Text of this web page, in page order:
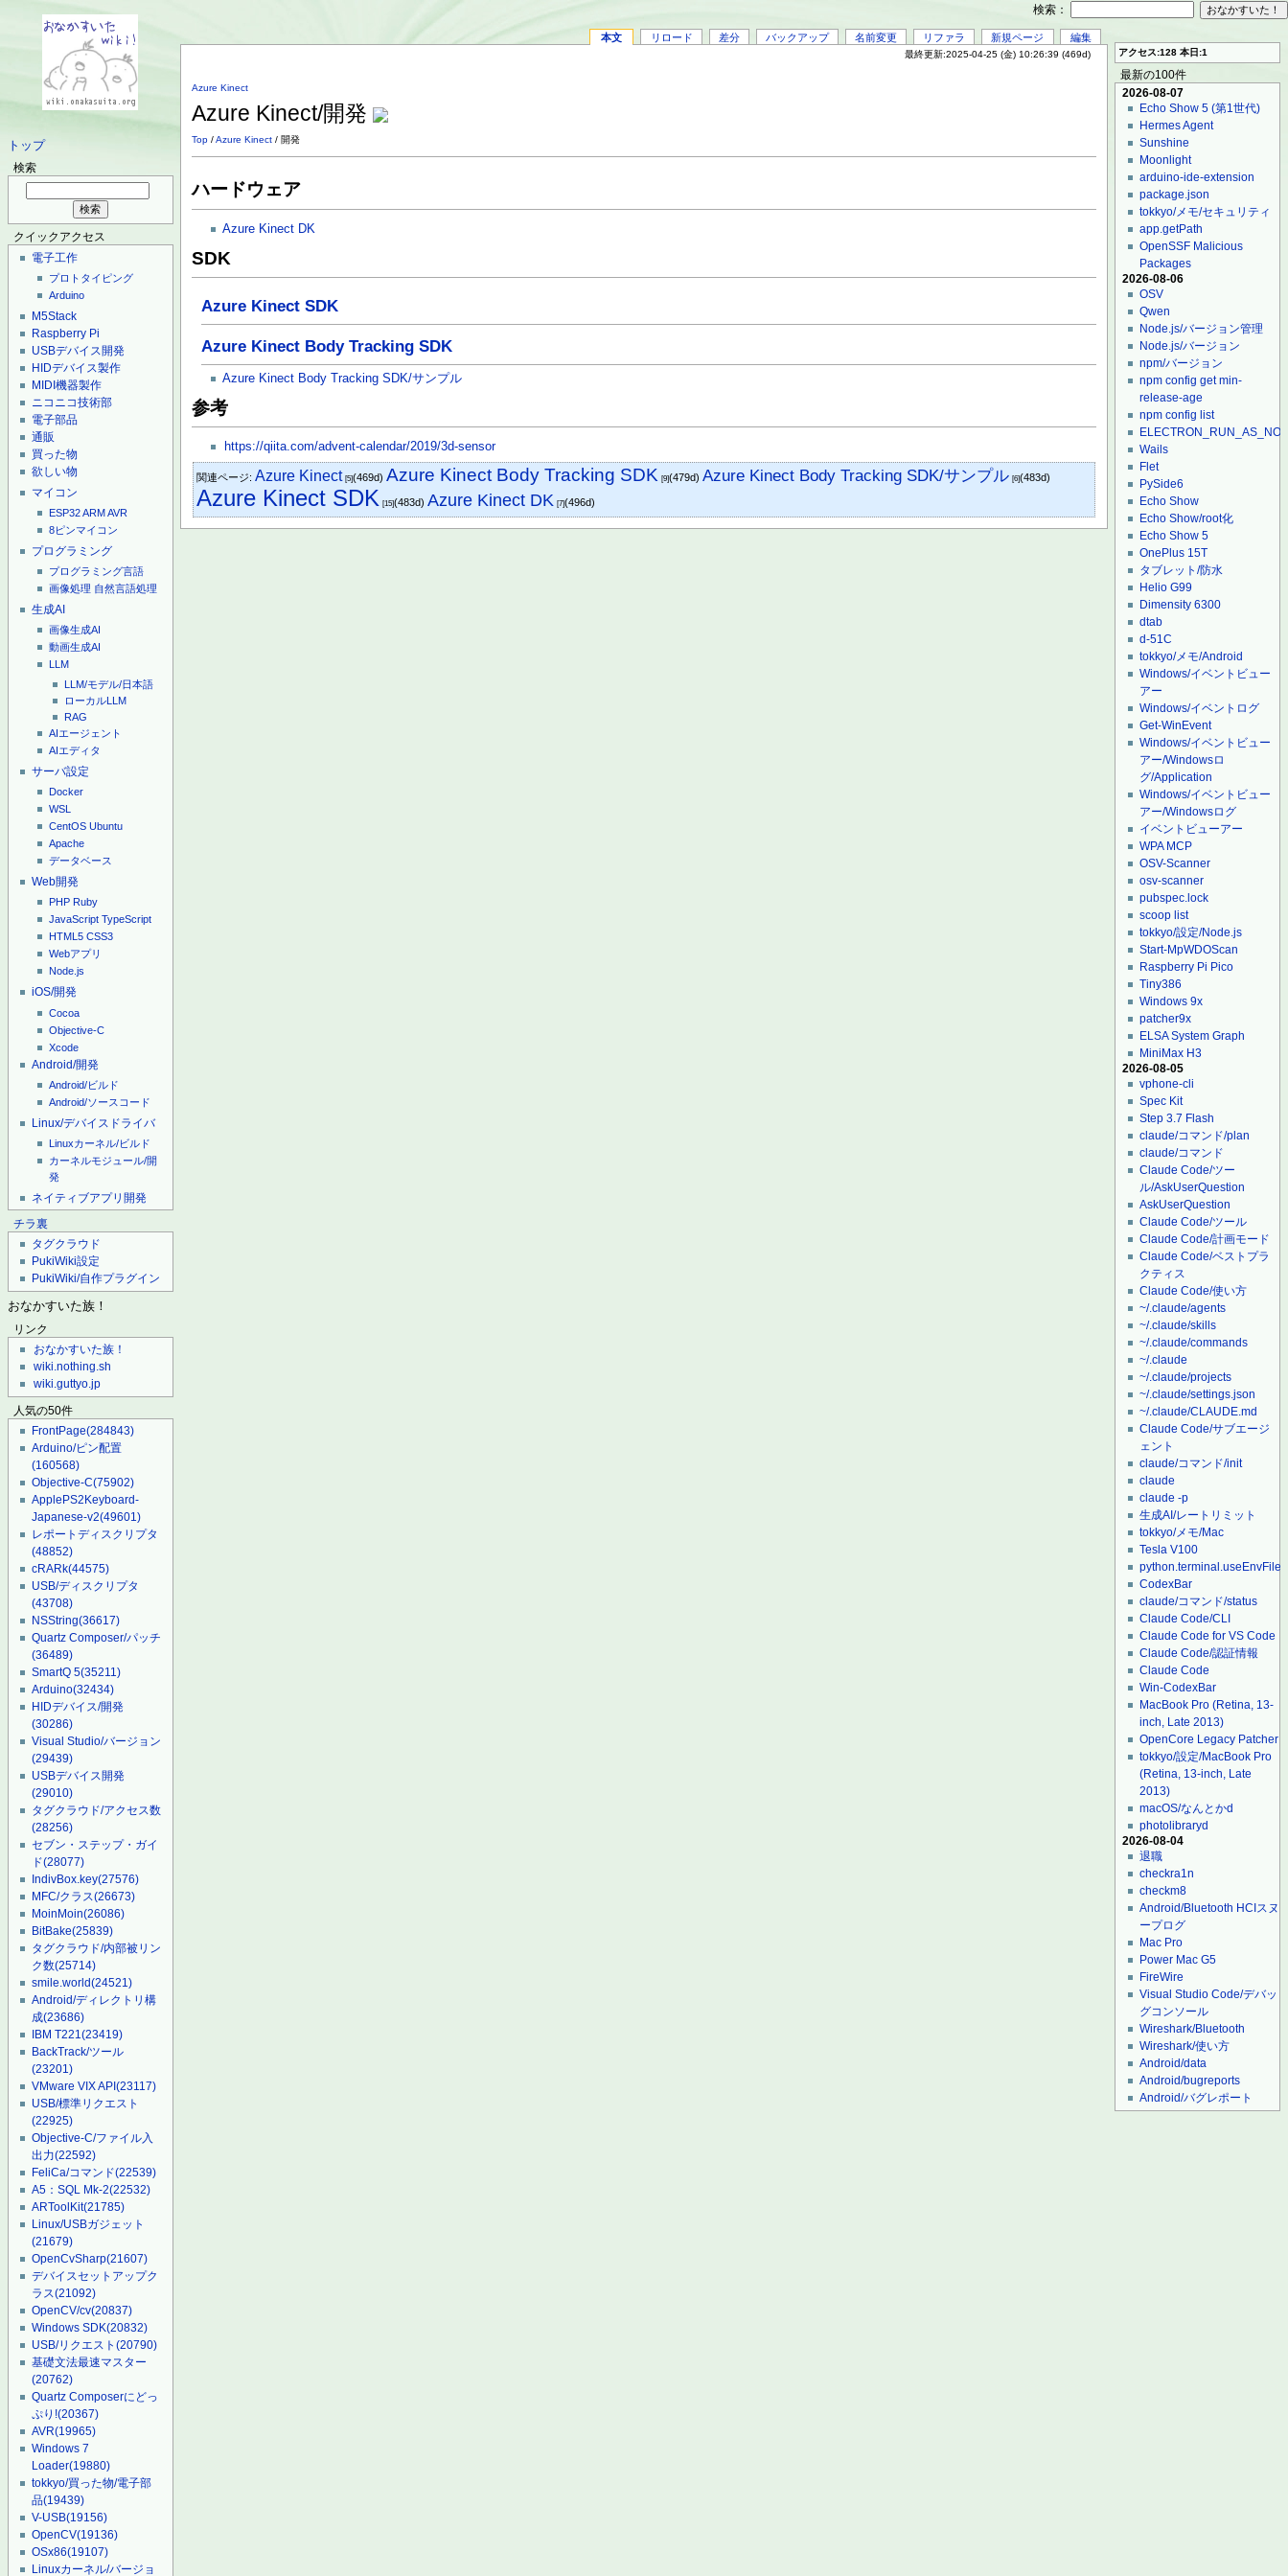
トップ
検索
クイックアクセス
電子工作
プロトタイピング
Arduino
M5Stack
Raspberry Pi
USBデバイス開発
HIDデバイス製作
MIDI機器製作
ニコニコ技術部
電子部品
通販
買った物
欲しい物
マイコン
ESP32ARMAVR
8ピンマイコン
プログラミング
プログラミング言語
画像処理 自然言語処理
生成AI
画像生成AI
動画生成AI
LLM
LLM/モデル/日本語
ローカルLLM
RAG
AIエージェント
AIエディタ
サーバ設定
Docker
WSL
CentOS Ubuntu
Apache
データベース
Web開発
PHP Ruby
JavaScript TypeScript
HTML5 CSS3
Webアプリ
Node.js
iOS/開発
Cocoa
Objective-C
Xcode
Android/開発
Android/ビルド
Android/ソースコード
Linux/デバイスドライバ
Linuxカーネル/ビルド
カーネルモジュール/開
発
ネイティブアプリ開発
チラ裏
タグクラウド
PukiWiki設定
PukiWiki/自作プラグイン
おなかすいた族！
リンク
おなかすいた族！
wiki.nothing.sh
wiki.guttyo.jp
人気の50件
FrontPage(284843)
Arduino/ピン配置
(160568)
Objective-C(75902)
ApplePS2Keyboard-
Japanese-v2(49601)
レポートディスクリプタ
(48852)
cRARk(44575)
USB/ディスクリプタ
(43708)
NSString(36617)
Quartz Composer/パッチ
(36489)
SmartQ 5(35211)
Arduino(32434)
HIDデバイス/開発
(30286)
Visual Studio/バージョン
(29439)
USBデバイス開発
(29010)
タグクラウド/アクセス数
(28256)
セブン・ステップ・ガイ
ド(28077)
IndivBox.key(27576)
MFC/クラス(26673)
MoinMoin(26086)
BitBake(25839)
タグクラウド/内部被リン
ク数(25714)
smile.world(24521)
Android/ディレクトリ構
成(23686)
IBM T221(23419)
BackTrack/ツール
(23201)
VMware VIX API(23117)
USB/標準リクエスト
(22925)
Objective-C/ファイル入
出力(22592)
FeliCa/コマンド(22539)
A5：SQL Mk-2(22532)
ARToolKit(21785)
Linux/USBガジェット
(21679)
OpenCvSharp(21607)
デバイスセットアップク
ラス(21092)
OpenCV/cv(20837)
Windows SDK(20832)
USB/リクエスト(20790)
基礎文法最速マスター
(20762)
Quartz Composerにどっ
ぷり!(20367)
AVR(19965)
Windows 7
Loader(19880)
tokkyo/買った物/電子部
品(19439)
V-USB(19156)
OpenCV(19136)
OSx86(19107)
Linuxカーネル/バージョ
本文 リロード 差分 バックアップ 名前変更 リファラ 新規ページ 編集
最終更新:2025-04-25 (金) 10:26:39 (469d)
Azure Kinect
Azure Kinect/開発
Top /Azure Kinect / 開発
ハードウェア
Azure Kinect DK
SDK
Azure Kinect SDK
Azure Kinect Body Tracking SDK
Azure Kinect Body Tracking SDK/サンプル
参考
https://qiita.com/advent-calendar/2019/3d-sensor
関連ページ:Azure Kinect [5](469d)Azure Kinect Body Tracking SDK [9](479d)Azure Kinect Body Tracking SDK/サンプル [6](483d)
Azure Kinect SDK [15](483d)Azure Kinect DK [7](496d)
アクセス:128 本日:1
最新の100件
2026-08-07
Echo Show 5 (第1世代)
Hermes Agent
Sunshine
Moonlight
arduino-ide-extension
package.json
tokkyo/メモ/セキュリティ
app.getPath
OpenSSF Malicious
Packages
2026-08-06
OSV
Qwen
Node.js/バージョン管理
Node.js/バージョン
npm/バージョン
npm config get min-
release-age
npm config list
Wails
Flet
PySide6
Echo Show
Echo Show/root化
Echo Show 5
OnePlus 15T
タブレット/防水
Helio G99
Dimensity 6300
dtab
d-51C
tokkyo/メモ/Android
Windows/イベントビュー
アー
Windows/イベントログ
Get-WinEvent
Windows/イベントビュー
アー/Windowsロ
グ/Application
Windows/イベントビュー
アー/Windowsログ
イベントビューアー
WPA MCP
OSV-Scanner
osv-scanner
pubspec.lock
scoop list
tokkyo/設定/Node.js
Start-MpWDOScan
Raspberry Pi Pico
Tiny386
Windows 9x
patcher9x
ELSA System Graph
MiniMax H3
2026-08-05
vphone-cli
Spec Kit
Step 3.7 Flash
claude/コマンド/plan
claude/コマンド
Claude Code/ツー
ル/AskUserQuestion
AskUserQuestion
Claude Code/ツール
Claude Code/計画モード
Claude Code/ベストプラ
クティス
Claude Code/使い方
~/.claude/agents
~/.claude/skills
~/.claude/commands
~/.claude
~/.claude/projects
~/.claude/settings.json
~/.claude/CLAUDE.md
Claude Code/サブエージ
ェント
claude/コマンド/init
claude
claude -p
生成AI/レートリミット
tokkyo/メモ/Mac
Tesla V100
python.terminal.useEnvFile
CodexBar
claude/コマンド/status
Claude Code/CLI
Claude Code for VS Code
Claude Code/認証情報
Claude Code
Win-CodexBar
MacBook Pro (Retina, 13-
inch, Late 2013)
OpenCore Legacy Patcher
tokkyo/設定/MacBook Pro
(Retina, 13-inch, Late
2013)
macOS/なんとかd
photolibraryd
2026-08-04
退職
checkra1n
checkm8
Android/Bluetooth HCIスヌ
ープログ
Mac Pro
Power Mac G5
FireWire
Visual Studio Code/デバッ
グコンソール
Wireshark/Bluetooth
Wireshark/使い方
Android/data
Android/bugreports
Android/バグレポート
検索：